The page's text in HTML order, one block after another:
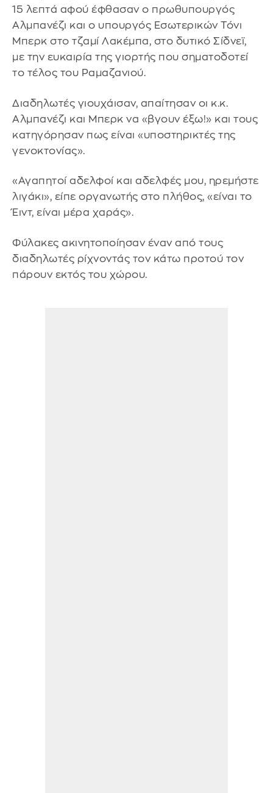
15 λεπτά αφού έφθασαν ο πρωθυπουργός
Αλμπανέζι και ο υπουργός Εσωτερικών Τόνι
Μπερκ στο τζαμί Λακέμπα, στο δυτικό Σίδνεϊ,
με την ευκαιρία της γιορτής που σηματοδοτεί
το τέλος του Ραμαζανιού.
Διαδηλωτές γιουχάισαν, απαίτησαν οι κ.κ.
Αλμπανέζι και Μπερκ να «βγουν έξω!» και τους
κατηγόρησαν πως είναι «υποστηρικτές της
γενοκτονίας».
«Αγαπητοί αδελφοί και αδελφές μου, ηρεμήστε
λιγάκι», είπε οργανωτής στο πλήθος, «είναι το
Έιντ, είναι μέρα χαράς».
Φύλακες ακινητοποίησαν έναν από τους
διαδηλωτές ρίχνοντάς τον κάτω προτού τον
πάρουν εκτός του χώρου.